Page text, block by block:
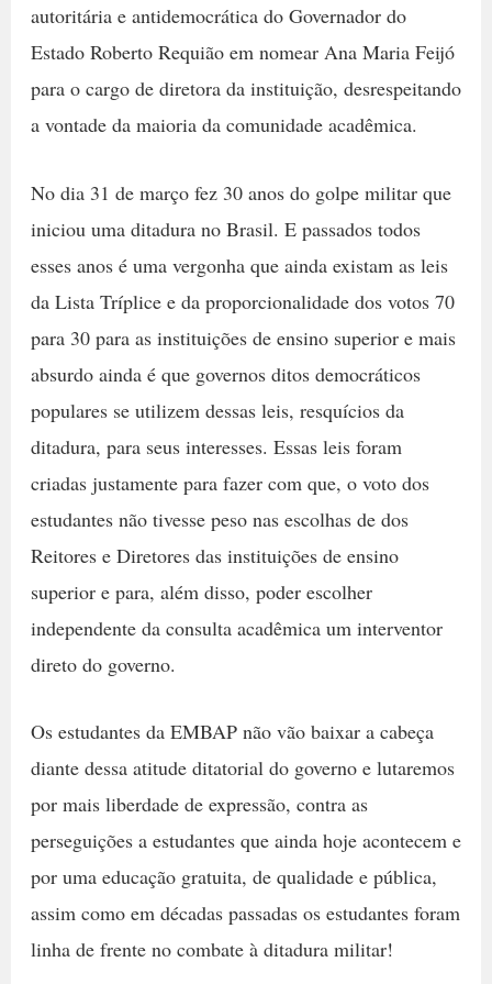
autoritária e antidemocrática do Governador do
Estado Roberto Requião em nomear Ana Maria Feijó
para o cargo de diretora da instituição, desrespeitando
a vontade da maioria da comunidade acadêmica.
No dia 31 de março fez 30 anos do golpe militar que
iniciou uma ditadura no Brasil. E passados todos
esses anos é uma vergonha que ainda existam as leis
da Lista Tríplice e da proporcionalidade dos votos 70
para 30 para as instituições de ensino superior e mais
absurdo ainda é que governos ditos democráticos
populares se utilizem dessas leis, resquícios da
ditadura, para seus interesses. Essas leis foram
criadas justamente para fazer com que, o voto dos
estudantes não tivesse peso nas escolhas de dos
Reitores e Diretores das instituições de ensino
superior e para, além disso, poder escolher
independente da consulta acadêmica um interventor
direto do governo.
Os estudantes da EMBAP não vão baixar a cabeça
diante dessa atitude ditatorial do governo e lutaremos
por mais liberdade de expressão, contra as
perseguições a estudantes que ainda hoje acontecem e
por uma educação gratuita, de qualidade e pública,
assim como em décadas passadas os estudantes foram
linha de frente no combate à ditadura militar!